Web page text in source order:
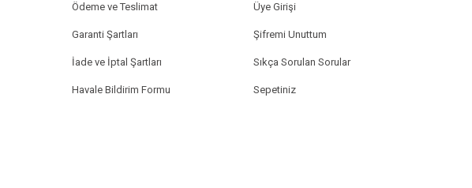
Ödeme ve Teslimat
Garanti Şartları
İade ve İptal Şartları
Havale Bildirim Formu
Üye Girişi
Şifremi Unuttum
Sıkça Sorulan Sorular
Sepetiniz